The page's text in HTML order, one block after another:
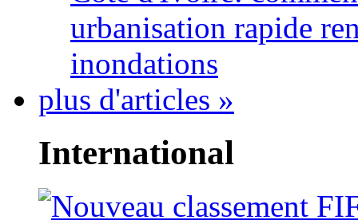
urbanisation rapide
inondations
plus d'articles »
International